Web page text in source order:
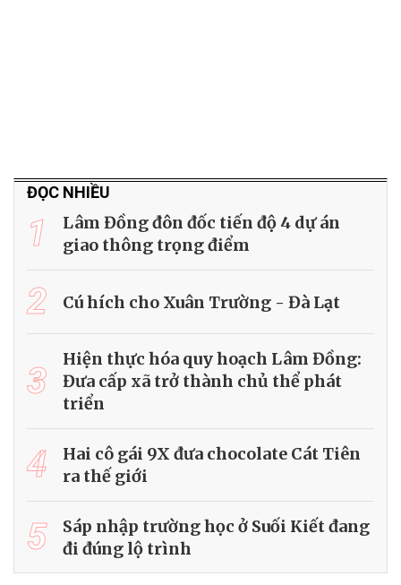
ĐỌC NHIỀU
1
Lâm Đồng đôn đốc tiến độ 4 dự án
giao thông trọng điểm
2 Cú hích cho Xuân Trường - Đà Lạt
3
Hiện thực hóa quy hoạch Lâm Đồng:
Đưa cấp xã trở thành chủ thể phát
triển
4
Hai cô gái 9X đưa chocolate Cát Tiên
ra thế giới
5
Sáp nhập trường học ở Suối Kiết đang
đi đúng lộ trình